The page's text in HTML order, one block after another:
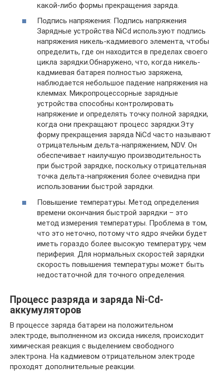
какой-либо формы прекращения заряда.
Подпись напряжения: Подпись напряжения
Зарядные устройства NiCd используют подпись
напряжения никель-кадмиевого элемента, чтобы
определить, где он находится в пределах своего
цикла зарядки.Обнаружено, что, когда никель-
кадмиевая батарея полностью заряжена,
наблюдается небольшое падение напряжения на
клеммах. Микропроцессорные зарядные
устройства способны контролировать
напряжение и определять точку полной зарядки,
когда они прекращают процесс зарядки.Эту
форму прекращения заряда NiCd часто называют
отрицательным дельта-напряжением, NDV. Он
обеспечивает наилучшую производительность
при быстрой зарядке, поскольку отрицательная
точка дельта-напряжения более очевидна при
использовании быстрой зарядки.
Повышение температуры. Метод определения
времени окончания быстрой зарядки – это
метод измерения температуры. Проблема в том,
что это неточно, потому что ядро ячейки будет
иметь гораздо более высокую температуру, чем
периферия. Для нормальных скоростей зарядки
скорость повышения температуры может быть
недостаточной для точного определения.
Процесс разряда и заряда Ni-Cd-
аккумуляторов
В процессе заряда батареи на положительном
электроде, выполненном из оксида никеля, происходит
химическая реакция с выделением свободного
электрона. На кадмиевом отрицательном электроде
проходят дополнительные реакции.